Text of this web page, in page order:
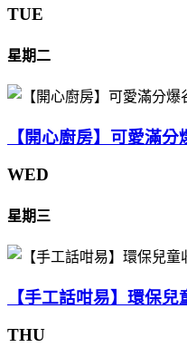
TUE
星期二
【開心廚房】可愛滿
WED
星期三
【手工話咁易】環保兒
THU